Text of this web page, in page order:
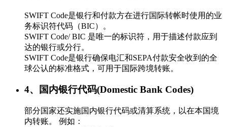
SWIFT Code是银行和付款方在进行国际转帐时使用的业
务标识符代码（BIC）。
SWIFT Code/ BIC 是唯一的标识符，用于描述付款应到
达的银行或分行。
SWIFT Code是银行确保电汇和SEPA付款安全收到的全
球公认的标准格式，可用于国际跨境转账。
4、国内银行代码(Domestic Bank Codes)
部分国家还实施国内银行代码或清算系统，以在本国境
内转账。 例如：